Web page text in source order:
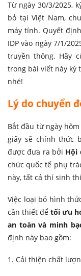
Từ ngày 30/3/2025,
bỏ tại Việt Nam,
máy tính. Quyết
IDP vào ngày 7/1/
truyền thông. Hãy
trong bài viết này kỳ
nhé!
Lý do chuyển
Bắt đầu từ ngày
giấy sẽ chính thức
được đưa ra bởi Hội
chức quốc tế phụ
này, tất cả thí sinh
Việc loại bỏ hình
cần thiết đểtối ưu
an toàn và minh
định này bao gồm:
1. Cải thiện chất